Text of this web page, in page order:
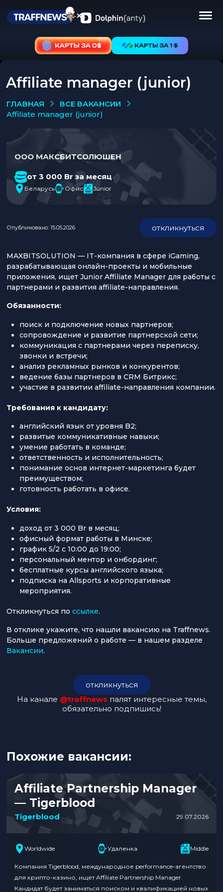
Affiliate manager (junior)
ГЛАВНАЯ
ВСЕ ВАКАНСИИ
affiliate manager (junior)
ООО МАКСБИТСОЛЮШЕН
от 3 000 Br за месяц
Беларусь Офис Junior
Опубликовано: 15.05.2026 откликнуться
MAXBITSOLUTION — IT-компания в сфере iGaming,
разрабатывающая онлайн-проекты и мобильные
приложения, ищет Junior Affiliate Manager для работы с
партнерами и развития affiliate-направления.
Обязанности:
поиск и подключение новых партнеров;
сопровождение и развитие партнерской сети;
коммуникация с партнерами через переписку,
звонки и встречи;
анализ рекламных рынков и конкурентов;
ведение базы партнеров в CRM Битрикс;
участие в развитии affiliate-направления компании.
Требования к кандидату:
английский язык от уровня B2;
развитые коммуникативные навыки;
умение работать в команде;
ответственность и исполнительность;
понимание основ интернет-маркетинга будет
преимуществом;
готовность работать в офисе.
Условия:
доход от 3 000 Br в месяц;
офисный формат работы в Минске;
график 5/2 с 10:00 до 19:00;
персональный ментор и онбординг;
бесплатные курсы английского языка;
подписка на Allsports и корпоративные
мероприятия.
Откликнуться по ссылке.
В отклике укажите, что нашли вакансию на Traffnews.
Больше предложений о работе — в нашем разделе
Вакансии.
откликнуться
На канале @traffnews палят интересные темы,
обязательно подпишись!
Похожие вакансии:
Affiliate Partnership Manager
— Tigerblood
Tigerblood 29.07.2026
Worldwide Удаленка Middle
Компания Tigerblood, международное performance-агентство
для крипто-казино, ищет Affiliate Partnership Manager.
Кандидат будет заниматься поиском и квалификацией новых